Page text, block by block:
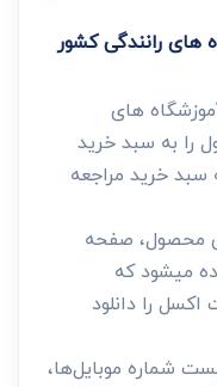
های رانندگی کشور
های
را به سبد خرید
خرید مراجعه
محصول، صفحه
میشود که
را دانلود
شماره موبایل‌ها،